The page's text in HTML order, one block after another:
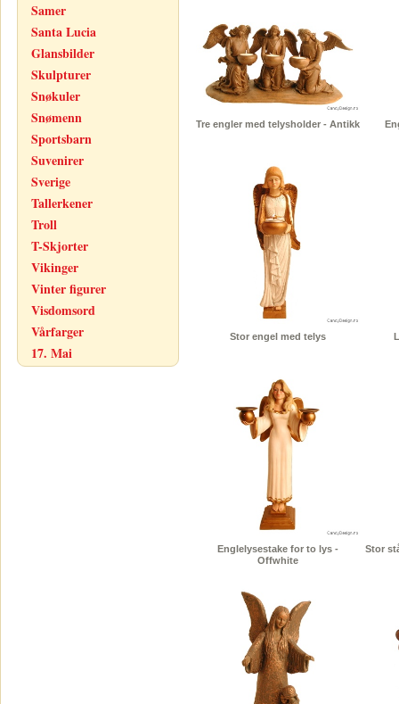
Samer
Santa Lucia
Glansbilder
Skulpturer
Snøkuler
Snømenn
Sportsbarn
Suvenirer
Sverige
Tallerkener
Troll
T-Skjorter
Vikinger
Vinter figurer
Visdomsord
Vårfarger
17. Mai
Tre engler med telysholder - Antikk
Stor engel med telys
Englelysestake for to lys -
Offwhite
Stor